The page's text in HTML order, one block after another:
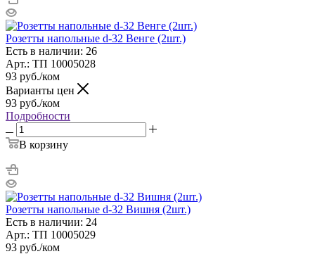
Розетты напольные d-32 Венге (2шт.)
Есть в наличии: 26
Арт.: ТП 10005028
93 руб./ком
Варианты цен
93 руб./ком
Подробности
В корзину
Розетты напольные d-32 Вишня (2шт.)
Есть в наличии: 24
Арт.: ТП 10005029
93 руб./ком